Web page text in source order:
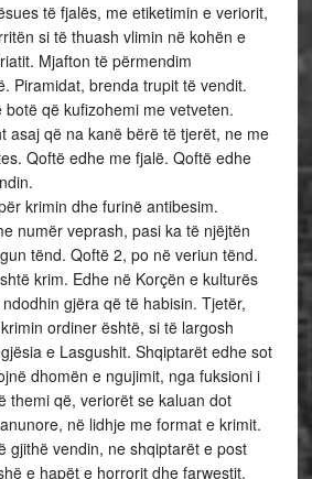
të fjalës, me etiketimin e veriorit,
si të thuash vlimin në kohën e
Mjafton të përmendim
Piramidat, brenda trupit të vendit.
që kufizohemi me vetveten.
asaj që na kanë bërë të tjerët, ne me
Qoftë edhe me fjalë. Qoftë edhe
krimin dhe furinë antibesim.
numër veprash, pasi ka të njëjtën
tënd. Qoftë 2, po në veriun tënd.
krim. Edhe në Korçën e kulturës
gjëra që të habisin. Tjetër,
ordiner është, si të largosh
e Lasgushit. Shqiptarët edhe sot
dhomën e ngujimit, nga fuksioni i
themi që, veriorët se kaluan dot
në lidhje me format e krimit.
gjithë vendin, ne shqiptarët e post
e hapët e horrorit dhe farwestit.